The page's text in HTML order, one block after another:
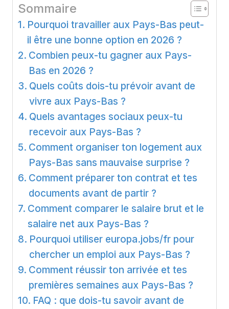
Sommaire
Pourquoi travailler aux Pays-Bas peut-
il être une bonne option en 2026 ?
Combien peux-tu gagner aux Pays-
Bas en 2026 ?
Quels coûts dois-tu prévoir avant de
vivre aux Pays-Bas ?
Quels avantages sociaux peux-tu
recevoir aux Pays-Bas ?
Comment organiser ton logement aux
Pays-Bas sans mauvaise surprise ?
Comment préparer ton contrat et tes
documents avant de partir ?
Comment comparer le salaire brut et le
salaire net aux Pays-Bas ?
Pourquoi utiliser europa.jobs/fr pour
chercher un emploi aux Pays-Bas ?
Comment réussir ton arrivée et tes
premières semaines aux Pays-Bas ?
FAQ : que dois-tu savoir avant de